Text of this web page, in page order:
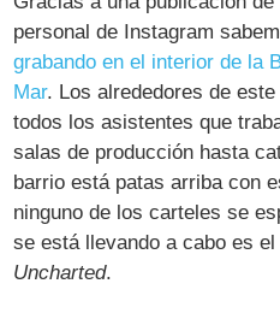
personal de Instagram
grabando en el interior de la
Mar. Los alrededores de
todos los asistentes que
salas de producción hasta
barrio está patas arriba con
ninguno de los carteles se
se está llevando a cabo es
Uncharted.